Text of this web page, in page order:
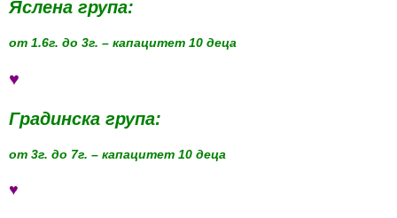
Яслена група:
от 1.6г. до 3г. – капацитет 10 деца
♥
Градинска група:
от 3г. до 7г. – капацитет 10 деца
♥